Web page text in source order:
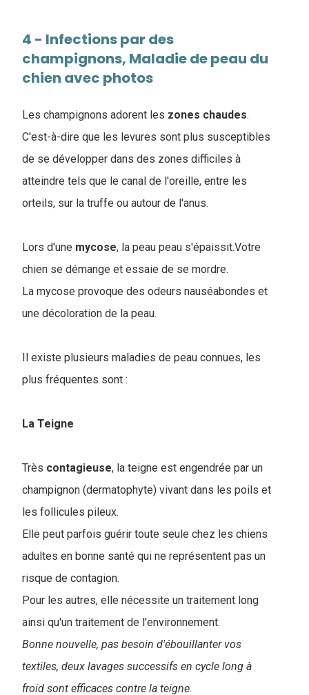
4 - Infections par des
champignons, Maladie de peau du
chien avec photos
Les champignons adorent les zones chaudes.
C'est-à-dire que les levures sont plus susceptibles
de se développer dans des zones difficiles à
atteindre tels que le canal de l'oreille, entre les
orteils, sur la truffe ou autour de l'anus.
Lors d'une mycose, la peau peau s'épaissit.Votre
chien se démange et essaie de se mordre.
La mycose provoque des odeurs nauséabondes et
une décoloration de la peau.
Il existe plusieurs maladies de peau connues, les
plus fréquentes sont :
La Teigne
Très contagieuse, la teigne est engendrée par un
champignon (dermatophyte) vivant dans les poils et
les follicules pileux.
Elle peut parfois guérir toute seule chez les chiens
adultes en bonne santé qui ne représentent pas un
risque de contagion.
Pour les autres, elle nécessite un traitement long
ainsi qu'un traitement de l'environnement.
Bonne nouvelle, pas besoin d'ébouillanter vos
textiles, deux lavages successifs en cycle long à
froid sont efficaces contre la teigne.